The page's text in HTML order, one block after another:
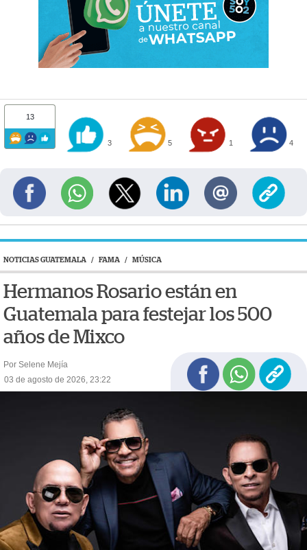
13
3 5 1 4
NOTICIAS GUATEMALA / FAMA / MÚSICA
Hermanos Rosario están en
Guatemala para festejar los 500
años de Mixco
Por Selene Mejía
03 de agosto de 2026, 23:22